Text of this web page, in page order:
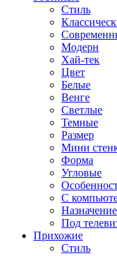
Стиль
Модерн
Хай-тек
Цвет
Белые
Венге
Светлые
Темные
Размер
Мини
Форма
Угловые
С
Назначение
Под
Прихожие
Стиль